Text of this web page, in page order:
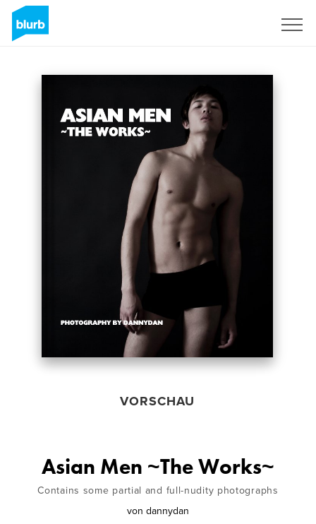
VORSCHAU
Asian Men ~The Works~
Contains some partial and full-nudity photographs
von dannydan